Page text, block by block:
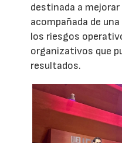
destinada a
acompañada de
los riesgos
organizativos que
resultados.